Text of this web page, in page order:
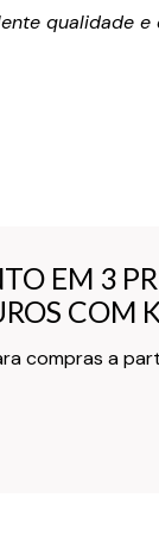
qualidade
EM 3
COM
compras a
EM 3
COM
do Cartão